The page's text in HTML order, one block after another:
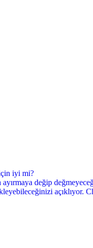
iyi mi?
değip
açıklıyor.